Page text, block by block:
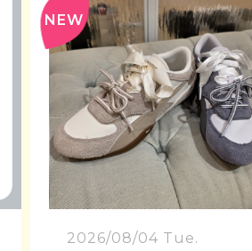
2026/08/04 Tue.